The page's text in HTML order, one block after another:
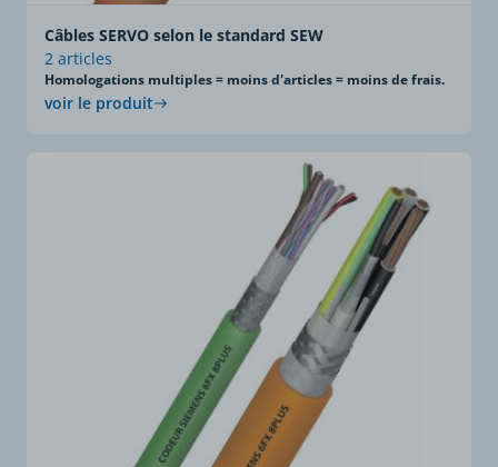
Câbles SERVO selon le standard SEW
2 articles
Homologations multiples = moins d'articles = moins de frais.
voir le produit